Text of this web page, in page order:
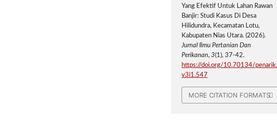
Yang Efektif Untuk Lahan Rawan
Banjir: Studi Kasus Di Desa
Hilidundra, Kecamatan Lotu,
Kabupaten Nias Utara. (2026).
Jurnal Ilmu Pertanian Dan
Perikanan,3(1), 37-42.
https://doi.org/10.70134/penarik.
v3i1.547
MORE CITATION FORMATS